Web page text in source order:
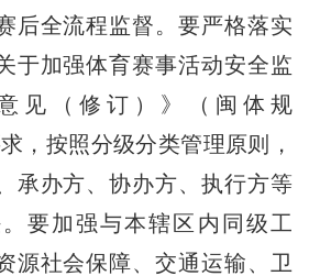
后全流程监督。要严格落实
于加强体育赛事活动安全监
见（修订）》（闽体规
求，按照分级分类管理原则，
承办方、协办方、执行方等
要加强与本辖区内同级工
源社会保障、交通运输、卫